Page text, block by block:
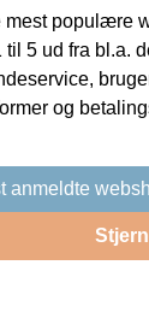
mest populære
til 5 ud fra bl.a.
og
anmeldte